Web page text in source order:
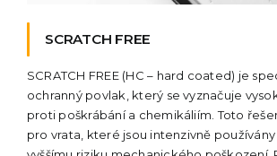
SCRATCH FREE
SCRATCH FREE (HC – hard coated) je
ochranný povlak, který se vyznačuje
proti poškrábání a chemikáliím. Toto
pro vrata, které jsou intenzivně